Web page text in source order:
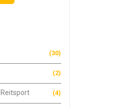
(30)
(2)
(4)